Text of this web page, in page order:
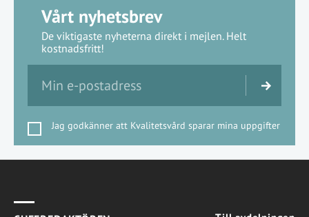
Vårt nyhetsbrev
De viktigaste nyheterna direkt i mejlen. Helt
kostnadsfritt!
Jag godkänner att Kvalitetsvård sparar mina uppgifter